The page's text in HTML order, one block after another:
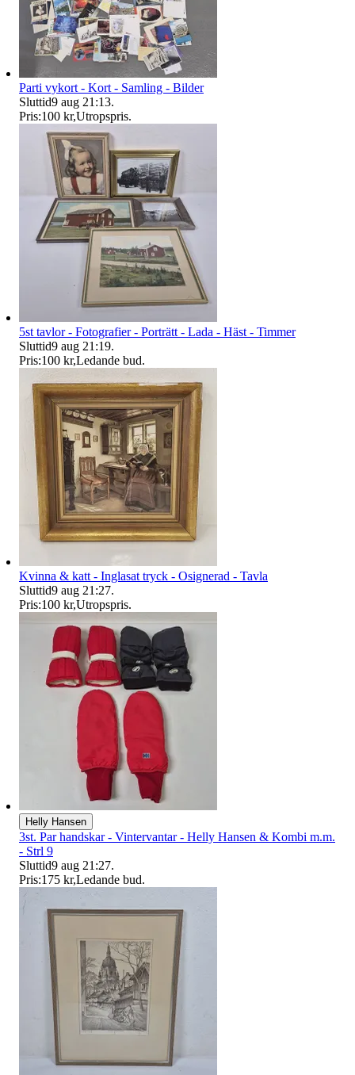
Parti vykort - Kort - Samling - Bilder
Sluttid9 aug 21:13.
Pris:100 kr,Utropspris.
5st tavlor - Fotografier - Porträtt - Lada - Häst - Timmer
Sluttid9 aug 21:19.
Pris:100 kr,Ledande bud.
Kvinna & katt - Inglasat tryck - Osignerad - Tavla
Sluttid9 aug 21:27.
Pris:100 kr,Utropspris.
Helly Hansen
3st. Par handskar - Vintervantar - Helly Hansen & Kombi m.m.
- Strl 9
Sluttid9 aug 21:27.
Pris:175 kr,Ledande bud.